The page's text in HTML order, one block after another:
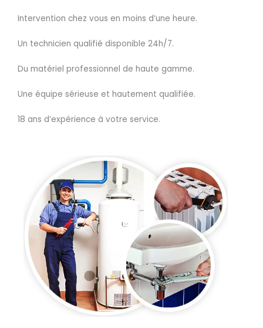
Intervention chez vous en moins d’une heure.
Un technicien qualifié disponible 24h/7.
Du matériel professionnel de haute gamme.
Une équipe sérieuse et hautement qualifiée.
18 ans d’expérience à votre service.